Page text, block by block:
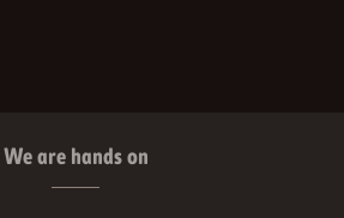
We are hands on